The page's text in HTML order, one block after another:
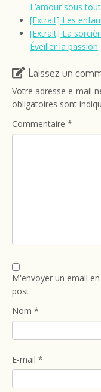
L’amour sous
[Extrait] Les
[Extrait] La
Éveiller la passion
Laissez un
Votre adresse e-mail
obligatoires sont
Commentaire *
M'envoyer un email
post
Nom *
E-mail *